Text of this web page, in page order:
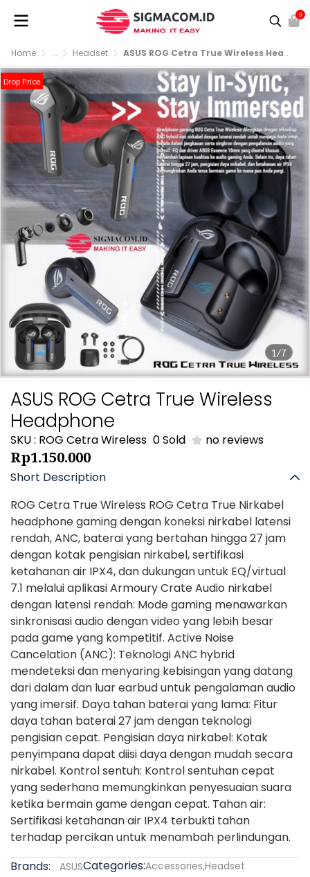
0
Home ... Headset ASUS ROG Cetra True Wireless Headphone
1/7
Drop Price
ASUS ROG Cetra True Wireless
Headphone
SKU : ROG Cetra Wireless 0 Sold no reviews
Rp1.150.000
Short Description
ROG Cetra True Wireless ROG Cetra True Nirkabel
headphone gaming dengan koneksi nirkabel latensi
rendah, ANC, baterai yang bertahan hingga 27 jam
dengan kotak pengisian nirkabel, sertifikasi
ketahanan air IPX4, dan dukungan untuk EQ/virtual
7.1 melalui aplikasi Armoury Crate Audio nirkabel
dengan latensi rendah: Mode gaming menawarkan
sinkronisasi audio dengan video yang lebih besar
pada game yang kompetitif. Active Noise
Cancelation (ANC): Teknologi ANC hybrid
mendeteksi dan menyaring kebisingan yang datang
dari dalam dan luar earbud untuk pengalaman audio
yang imersif. Daya tahan baterai yang lama: Fitur
daya tahan baterai 27 jam dengan teknologi
pengisian cepat. Pengisian daya nirkabel: Kotak
penyimpana dapat diisi daya dengan mudah secara
nirkabel. Kontrol sentuh: Kontrol sentuhan cepat
yang sederhana memungkinkan penyesuaian suara
ketika bermain game dengan cepat. Tahan air:
Sertifikasi ketahanan air IPX4 terbukti tahan
terhadap percikan untuk menambah perlindungan.
Brands:
ASUSCategories:Accessories,Headset